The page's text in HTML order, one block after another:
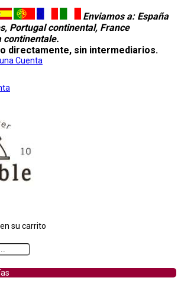
Enviamos a: España
Portugal continental, France
continentale.
directamente, sin intermediarios.
Cuenta
su carrito